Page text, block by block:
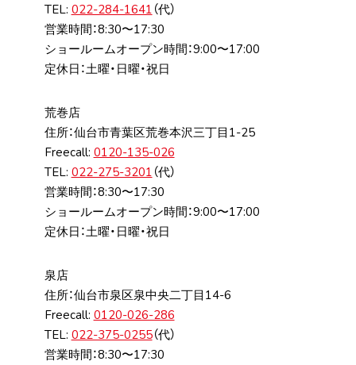
TEL: 022-284-1641 （代）
営業時間：8:30〜17:30
ショールームオープン時間：9:00〜17:00
定休日：土曜・日曜・祝日
荒巻店
住所：仙台市⻘葉区荒巻本沢三丁⽬1-25
Freecall: 0120-135-026
TEL: 022-275-3201 （代）
営業時間：8:30〜17:30
ショールームオープン時間：9:00〜17:00
定休日：土曜・日曜・祝日
泉店
住所：仙台市泉区泉中央⼆丁⽬14-6
Freecall: 0120-026-286
TEL: 022-375-0255（代）
営業時間：8:30〜17:30